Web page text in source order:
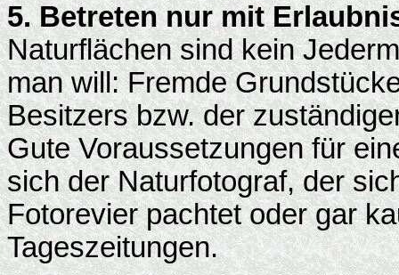
5. Betreten nur mit
Naturflächen sind kein
man will: Fremde
Besitzers bzw. der
Gute Voraussetzungen für
sich der Naturfotograf, der
Fotorevier pachtet oder gar
Tageszeitungen.